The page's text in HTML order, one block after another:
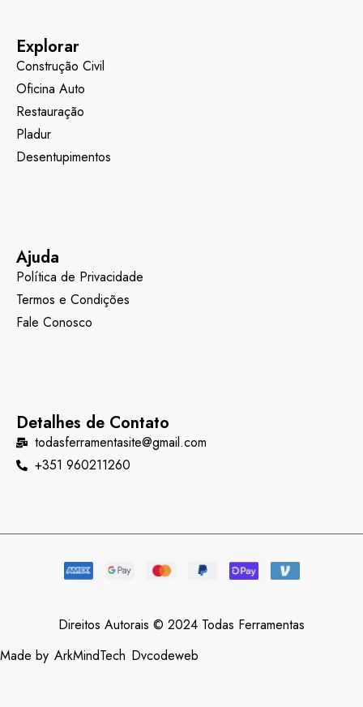
Explorar
Construção Civil
Oficina Auto
Restauração
Pladur
Desentupimentos
Ajuda
Política de Privacidade
Termos e Condições
Fale Conosco
Detalhes de Contato
todasferramentasite@gmail.com
+351 960211260
Direitos Autorais © 2024 Todas Ferramentas
Made by ArkMindTech Dvcodeweb